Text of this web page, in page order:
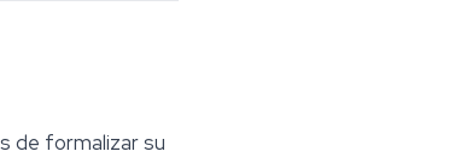
de formalizar su